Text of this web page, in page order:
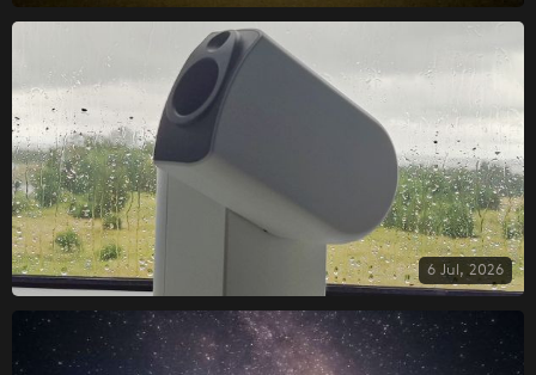
6 Jul, 2026